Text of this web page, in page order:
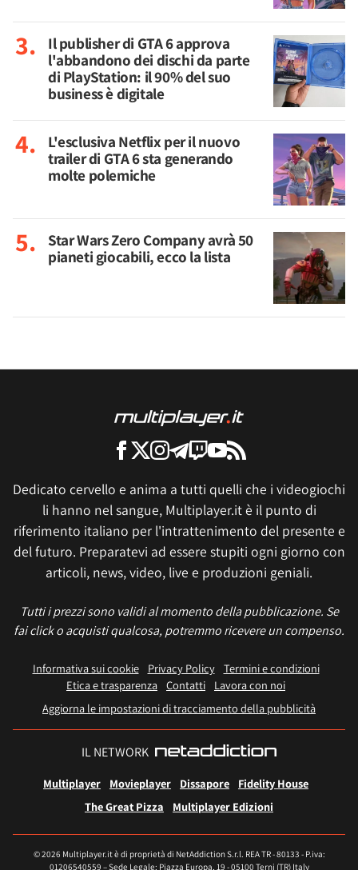
Il publisher di GTA 6 approva
l'abbandono dei dischi da parte
di PlayStation: il 90% del suo
business è digitale
L'esclusiva Netflix per il nuovo
trailer di GTA 6 sta generando
molte polemiche
Star Wars Zero Company avrà 50
pianeti giocabili, ecco la lista
Dedicato cervello e anima a tutti quelli che i videogiochi
li hanno nel sangue, Multiplayer.it è il punto di
riferimento italiano per l'intrattenimento del presente e
del futuro. Preparatevi ad essere stupiti ogni giorno con
articoli, news, video, live e produzioni geniali.
Tutti i prezzi sono validi al momento della pubblicazione. Se
fai click o acquisti qualcosa, potremmo ricevere un compenso.
Informativa sui cookie Privacy Policy
Termini e condizioni
Etica e trasparenza Contatti
Lavora con noi
Aggiorna le impostazioni di tracciamento della pubblicità
IL NETWORK
Multiplayer Movieplayer Dissapore
Fidelity House
The Great Pizza
Multiplayer Edizioni
© 2026 Multiplayer.it è di proprietà di NetAddiction S.r.l. REA TR - 80133 - P.iva:
01206540559 – Sede Legale: Piazza Europa, 19 - 05100 Terni (TR) Italy